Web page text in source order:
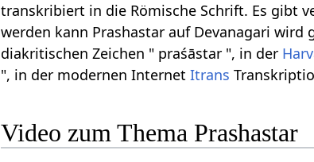
transkribiert in die Römische Schrift. Es gibt
werden kann Prashastar auf Devanagari wird
diakritischen Zeichen " praśāstar ", in der
", in der modernen InternetItrans
Video zum Thema Prashastar